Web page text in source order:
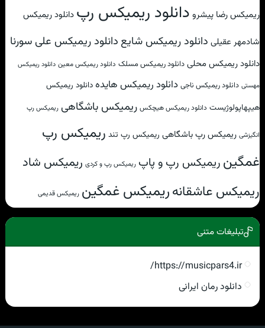
ریمیکس رضا پیشرو دانلود ریمیکس رپ دانلود ریمیکس
شادمهر عقیلی دانلود ریمیکس شایع دانلود ریمیکس علی سورنا
دانلود ریمیکس محلی دانلود ریمیکس مسلک دانلود ریمیکس معین دانلود ریمیکس
مهستی دانلود ریمیکس ناجی دانلود ریمیکس هایدهدانلود ریمیکس
هیپهاپولوژیست دانلود ریمیکس هیچکس ریمیکس باشگاهی ریمیکس رپ
انگیزشی ریمیکس رپ باشگاهی ریمیکس رپ تند ریمیکس رپ
غمگین ریمیکس رپ و پاپ ریمیکس رپ و کردی ریمیکس شاد
ریمیکس عاشقانهریمیکس غمگین ریمیکس قدیمی
تبلیغات متنی
https://musicpars4.ir/
دانلود رمان ایرانی